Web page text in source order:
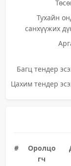
Тухайн
санхүүжих
Багц тендер
Цахим тендер
#
Оролцо
гч